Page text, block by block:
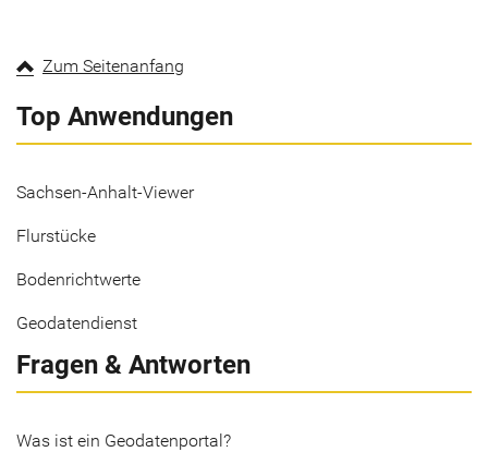
Zum Seitenanfang
Top Anwendungen
Sachsen-Anhalt-Viewer
Flurstücke
Bodenrichtwerte
Geodatendienst
Fragen & Antworten
Was ist ein Geodatenportal?